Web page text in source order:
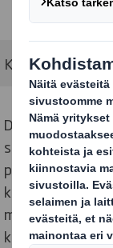
Kotimaiset
DS Smithin
siirtymisen
pakkauksen
kiertotaloudessa
muodossa, olla
kierrätettävissä